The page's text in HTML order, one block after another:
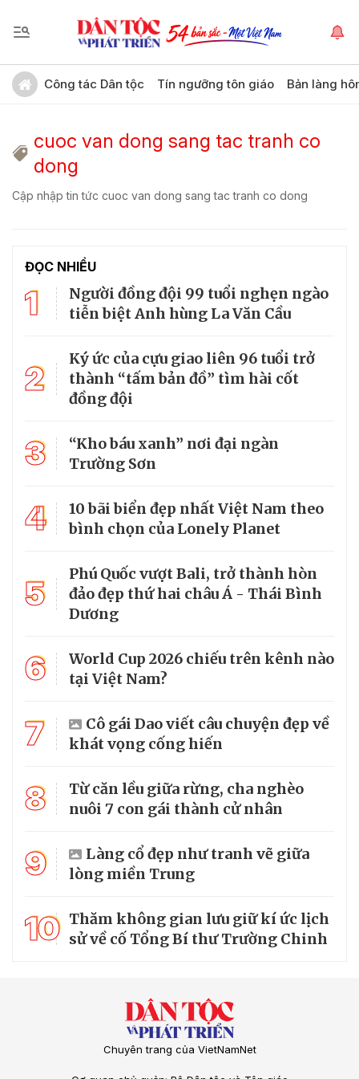
Công tác Dân tộc Tín ngưỡng tôn giáo Bản làng
cuoc van dong sang tac tranh co
dong
Cập nhập tin tức cuoc van dong sang tac tranh co dong
ĐỌC NHIỀU
1
Người đồng đội 99 tuổi nghẹn ngào
tiễn biệt Anh hùng La Văn Cầu
2
Ký ức của cựu giao liên 96 tuổi trở
thành “tấm bản đồ” tìm hài cốt
đồng đội
3
“Kho báu xanh” nơi đại ngàn
Trường Sơn
4
10 bãi biển đẹp nhất Việt Nam theo
bình chọn của Lonely Planet
5
Phú Quốc vượt Bali, trở thành hòn
đảo đẹp thứ hai châu Á - Thái Bình
Dương
6
World Cup 2026 chiếu trên kênh nào
tại Việt Nam?
7
Cô gái Dao viết câu chuyện đẹp về
khát vọng cống hiến
8
Từ căn lều giữa rừng, cha nghèo
nuôi 7 con gái thành cử nhân
9
Làng cổ đẹp như tranh vẽ giữa
lòng miền Trung
10 Thăm không gian lưu giữ kí ức lịch
sử về cố Tổng Bí thư Trường Chinh
Chuyên trang của VietNamNet